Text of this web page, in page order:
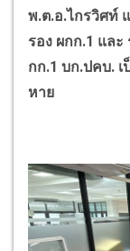
พ.ต.อ.ไกรวิศท์
รอง ผกก.1 แล
กก.1 บก.ปคบ.
หาย